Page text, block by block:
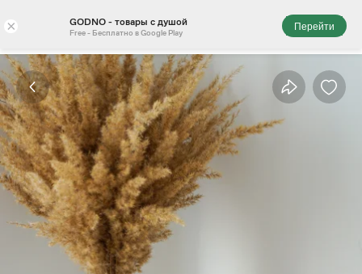
× GODNO - товары с душой
Free - Бесплатно в Google Play
Перейти